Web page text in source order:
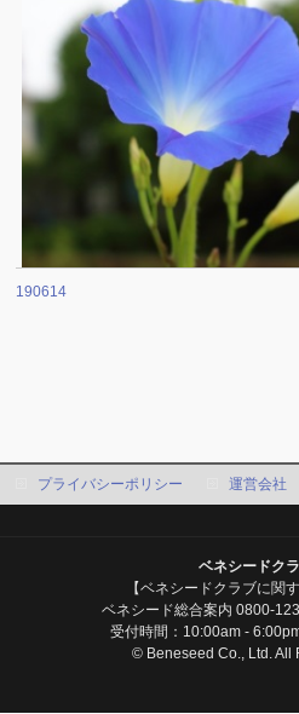
190614
プライバシーポリシー 運営会社
ベネシードク
【ベネシードクラブに関
ベネシード総合案内 0800-
受付時間：10:00am -
© Beneseed Co., Ltd. All